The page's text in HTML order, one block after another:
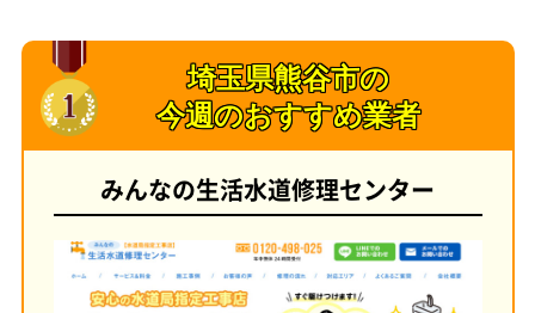
埼玉県熊谷市の
今週のおすすめ業者
みんなの生活水道修理センター